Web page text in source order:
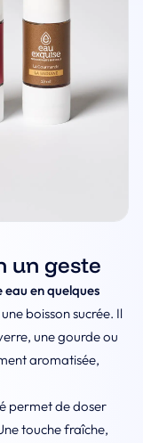
un geste
en quelques
boisson sucrée. Il
une gourde ou
aromatisée,
permet de doser
touche fraîche,